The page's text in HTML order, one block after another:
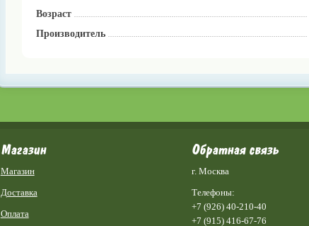
Возраст
Производитель
Магазин
Магазин
Доставка
Оплата
Обратная связь
г. Москва
Телефоны:
+7 (926) 40-210-40
+7 (915) 416-67-76